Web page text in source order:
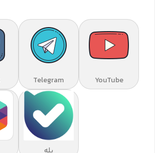
YouTube
Telegram